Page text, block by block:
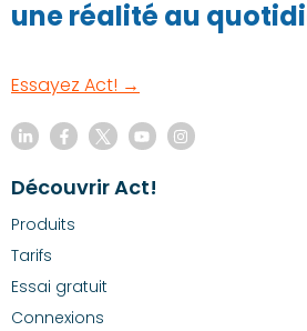
une réalité au
Essayez Act! →
Découvrir Act!
Produits
Tarifs
Essai gratuit
Connexions